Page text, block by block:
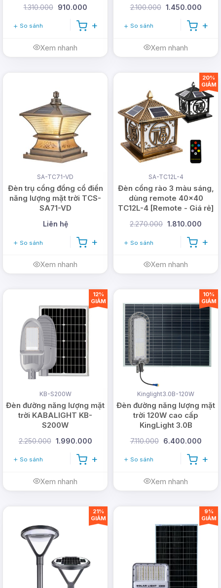
1.310.000 910.000
So sánh
Xem nhanh
2.100.000 1.450.000
So sánh
Xem nhanh
SA-TC71-VD
Đèn trụ cổng đồng cổ điển
năng lượng mặt trời TCS-
SA71-VD
Liên hệ
So sánh
Xem nhanh
SA-TC12L-4
Đèn cổng rào 3 màu sáng,
dùng remote 40x40
TC12L-4 [Remote - Giá rẻ]
2.270.000 1.810.000
So sánh
Xem nhanh
20%
GIẢM
KB-S200W
Đèn đường năng lượng mặt
trời KABALIGHT KB-
S200W
2.250.000 1.990.000
So sánh
Xem nhanh
12%
GIẢM
Kinglight3.0B-120W
Đèn đường năng lượng mặt
trời 120W cao cấp
KingLight 3.0B
7.110.000 6.400.000
So sánh
Xem nhanh
10%
GIẢM
21%
GIẢM
9%
GIẢM